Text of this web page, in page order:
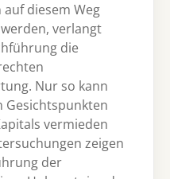
diesem Weg
verlangt
die
Nur so kann
Gesichtspunkten
vermieden
zeigen
der